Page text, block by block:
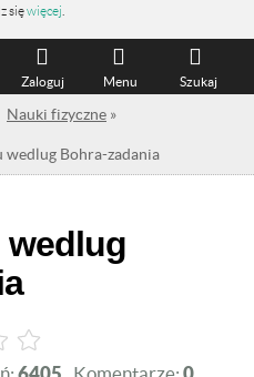
sięwięcej
Szukaj
Menu
Zaloguj
Nauki fizyczne »
wedlug Bohra-zadania
wedlug